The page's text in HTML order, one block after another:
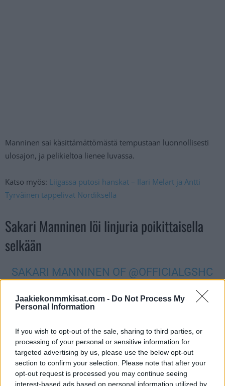
Jaakiekonmmkisat.com - Do Not Process My
Personal Information
If you wish to opt-out of the sale, sharing to third parties, or
processing of your personal or sensitive information for
targeted advertising by us, please use the below opt-out
section to confirm your selection. Please note that after your
opt-out request is processed you may continue seeing
interest-based ads based on personal information utilized by
Manninen sai käsittämättömästä tempustaan luonnollisesti
ulosajon, ja pelikieltoa lienee luvassa.
Katso myös: Liigassa putosi hanskat – Ilari Melart ja Antti
Tyrväinen tappelivat Nordiksella
Sakari Manninen löi linjuria poikittaisella
selkään
SAKARI MANNINEN OF @OFFICIALGSHC
THROWN OUT OF THE GAME AFTER A
CROSSCHECK TO THE BACK OF A
PIC.TWITTER.COM/20HHBSVWBK
— BRATENSAUCE (@BRATENSAUCE)
JANUARY 9, 2025